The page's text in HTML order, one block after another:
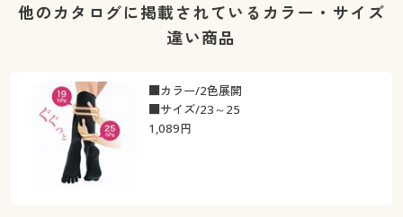
他のカタログに掲載されているカラー・サイズ
違い商品
1,089円
■カラー/2色展開
■サイズ/23～25